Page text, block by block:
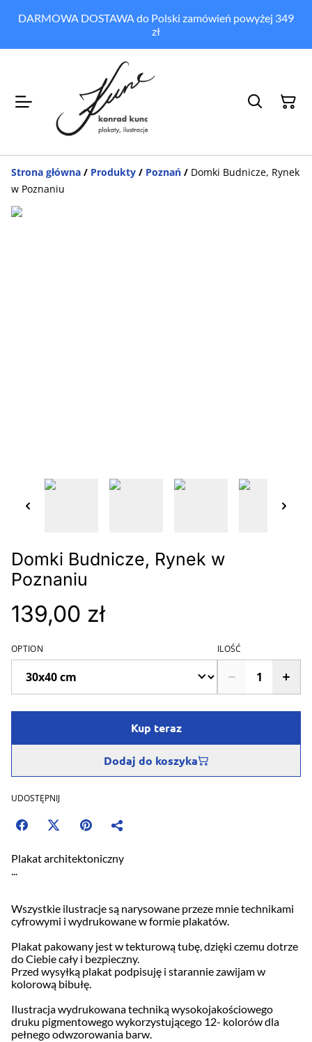
DARMOWA DOSTAWA do Polski zamówień powyżej 349
zł
Strona główna / Produkty / Poznań / Domki Budnicze, Rynek
w Poznaniu
Domki Budnicze, Rynek w
Poznaniu
139,00 zł
OPTION ILOŚĆ
Kup teraz
Dodaj do koszyka
UDOSTĘPNIJ
Plakat architektoniczny
...
Wszystkie ilustracje są narysowane przeze mnie technikami
cyfrowymi i wydrukowane w formie plakatów.
Plakat pakowany jest w tekturową tubę, dzięki czemu dotrze
do Ciebie cały i bezpieczny.
Przed wysyłką plakat podpisuję i starannie zawijam w
kolorową bibułę.
Ilustracja wydrukowana techniką wysokojakościowego
druku pigmentowego wykorzystującego 12- kolorów dla
pełnego odwzorowania barw.